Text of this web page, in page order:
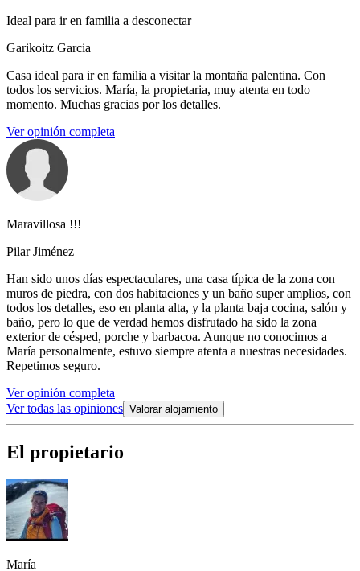
Ideal para ir en familia a desconectar
Garikoitz Garcia
Casa ideal para ir en familia a visitar la montaña palentina. Con
todos los servicios. María, la propietaria, muy atenta en todo
momento. Muchas gracias por los detalles.
Ver opinión completa
Maravillosa !!!
Pilar Jiménez
Han sido unos días espectaculares, una casa típica de la zona con
muros de piedra, con dos habitaciones y un baño super amplios, con
todos los detalles, eso en planta alta, y la planta baja cocina, salón y
baño, pero lo que de verdad hemos disfrutado ha sido la zona
exterior de césped, porche y barbacoa. Aunque no conocimos a
María personalmente, estuvo siempre atenta a nuestras necesidades.
Repetimos seguro.
Ver opinión completa
Ver todas las opiniones Valorar alojamiento
El propietario
María